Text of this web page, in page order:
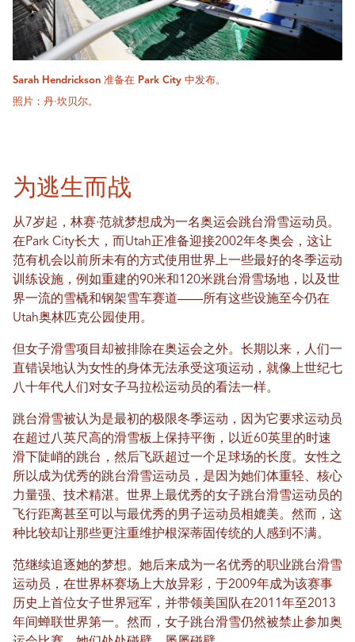
Sarah Hendrickson 准备在 Park City 中发布。
照片：丹·坎贝尔。
为逃生而战
从7岁起，林赛·范就梦想成为一名奥运会跳台滑雪运动员。
在Park City长大，而Utah正准备迎接2002年冬奥会，这让
范有机会以前所未有的方式使用世界上一些最好的冬季运动
训练设施，例如重建的90米和120米跳台滑雪场地，以及世
界一流的雪橇和钢架雪车赛道——所有这些设施至今仍在
Utah奥林匹克公园使用。
但女子滑雪项目却被排除在奥运会之外。长期以来，人们一
直错误地认为女性的身体无法承受这项运动，就像上世纪七
八十年代人们对女子马拉松运动员的看法一样。
跳台滑雪被认为是最初的极限冬季运动，因为它要求运动员
在超过八英尺高的滑雪板上保持平衡，以近60英里的时速
滑下陡峭的跳台，然后飞跃超过一个足球场的长度。女性之
所以成为优秀的跳台滑雪运动员，是因为她们体重轻、核心
力量强、技术精湛。世界上最优秀的女子跳台滑雪运动员的
飞行距离甚至可以与最优秀的男子运动员相媲美。然而，这
种比较却让那些更注重维护根深蒂固传统的人感到不满。
范继续追逐她的梦想。她后来成为一名优秀的职业跳台滑雪
运动员，在世界杯赛场上大放异彩，于2009年成为该赛事
历史上首位女子世界冠军，并带领美国队在2011年至2013
年间蝉联世界第一。然而，女子跳台滑雪仍然被禁止参加奥